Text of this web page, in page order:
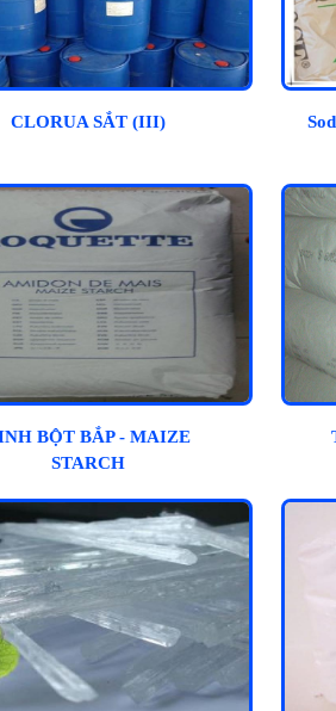
CLORUA SẮT (III)
BỘT BẮP - MAIZE
STARCH